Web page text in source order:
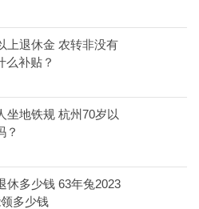
上退休金 农转非没有
么补贴？
坐地铁规 杭州70岁以
？
休多少钱 63年兔2023
多少钱